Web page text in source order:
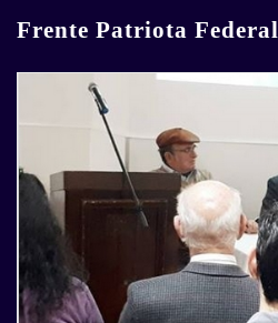
Frente Patriota Federal